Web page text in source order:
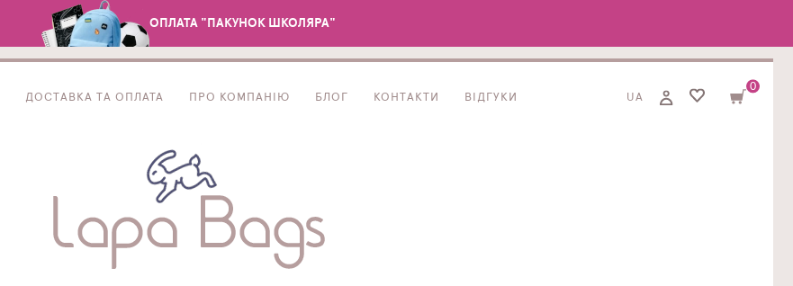
ОПЛАТА "ПАКУНОК ШКОЛЯРА"
ДОСТАВКА ТА ОПЛАТА ПРО КОМПАНІЮ БЛОГ КОНТАКТИ ВІДГУКИ UA
0